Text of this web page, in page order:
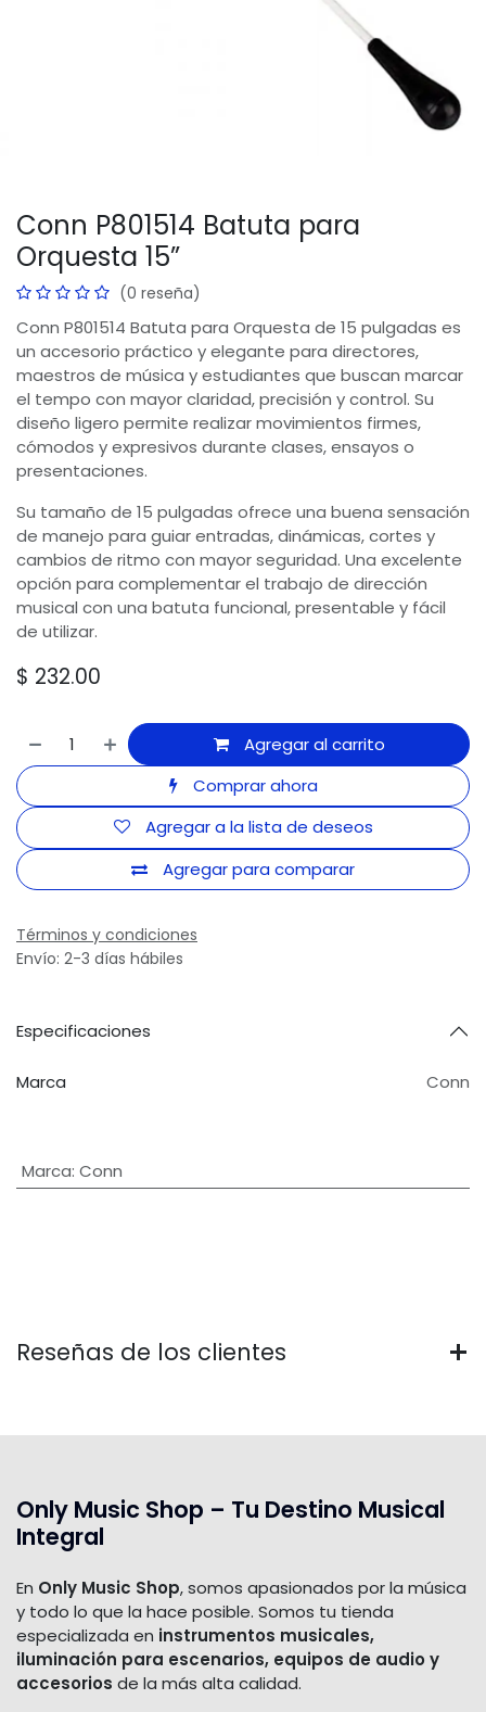
Conn P801514 Batuta para
Orquesta 15”
(0 reseña)
Conn P801514 Batuta para Orquesta de 15 pulgadas es
un accesorio práctico y elegante para directores,
maestros de música y estudiantes que buscan marcar
el tempo con mayor claridad, precisión y control. Su
diseño ligero permite realizar movimientos firmes,
cómodos y expresivos durante clases, ensayos o
presentaciones.
Su tamaño de 15 pulgadas ofrece una buena sensación
de manejo para guiar entradas, dinámicas, cortes y
cambios de ritmo con mayor seguridad. Una excelente
opción para complementar el trabajo de dirección
musical con una batuta funcional, presentable y fácil
de utilizar.
$ 232.00
Agregar al carrito
Comprar ahora
Agregar para comparar
Agregar a la lista de deseos
Términos y condiciones
Envío: 2-3 días hábiles
Especificaciones
Marca Conn
Marca: Conn
Reseñas de los clientes
Only Music Shop – Tu Destino Musical
Integral
En Only Music Shop, somos apasionados por la música
y todo lo que la hace posible. Somos tu tienda
especializada en instrumentos musicales,
iluminación para escenarios, equipos de audio y
accesorios de la más alta calidad.